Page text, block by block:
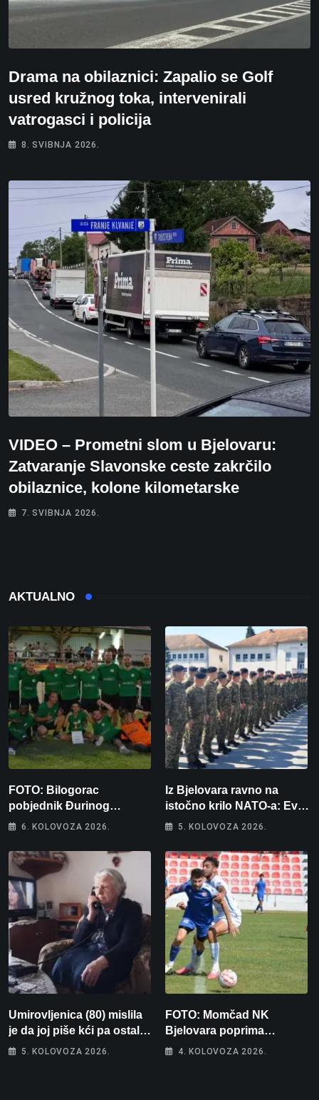
Drama na obilaznici: Zapalio se Golf
usred kružnog toka, intervenirali
vatrogasci i policija
8. SVIBNJA 2026.
VIDEO – Prometni slom u Bjelovaru:
Zatvaranje Slavonske ceste zakrčilo
obilaznice, kolone kilometarske
7. SVIBNJA 2026.
AKTUALNO
FOTO: Bilogorac
pobjednik Đurinog
memorijala
6. KOLOVOZA 2026.
Iz Bjelovara ravno na
istočno krilo NATO-a: Evo
kamo odlazi 82 hrvatska
5. KOLOVOZA 2026.
Umirovljenica (80) mislila
je da joj piše kći pa ostala
bez 1000 eura
5. KOLOVOZA 2026.
FOTO: Momčad NK
Bjelovara poprima
jesenski izgled
4. KOLOVOZA 2026.